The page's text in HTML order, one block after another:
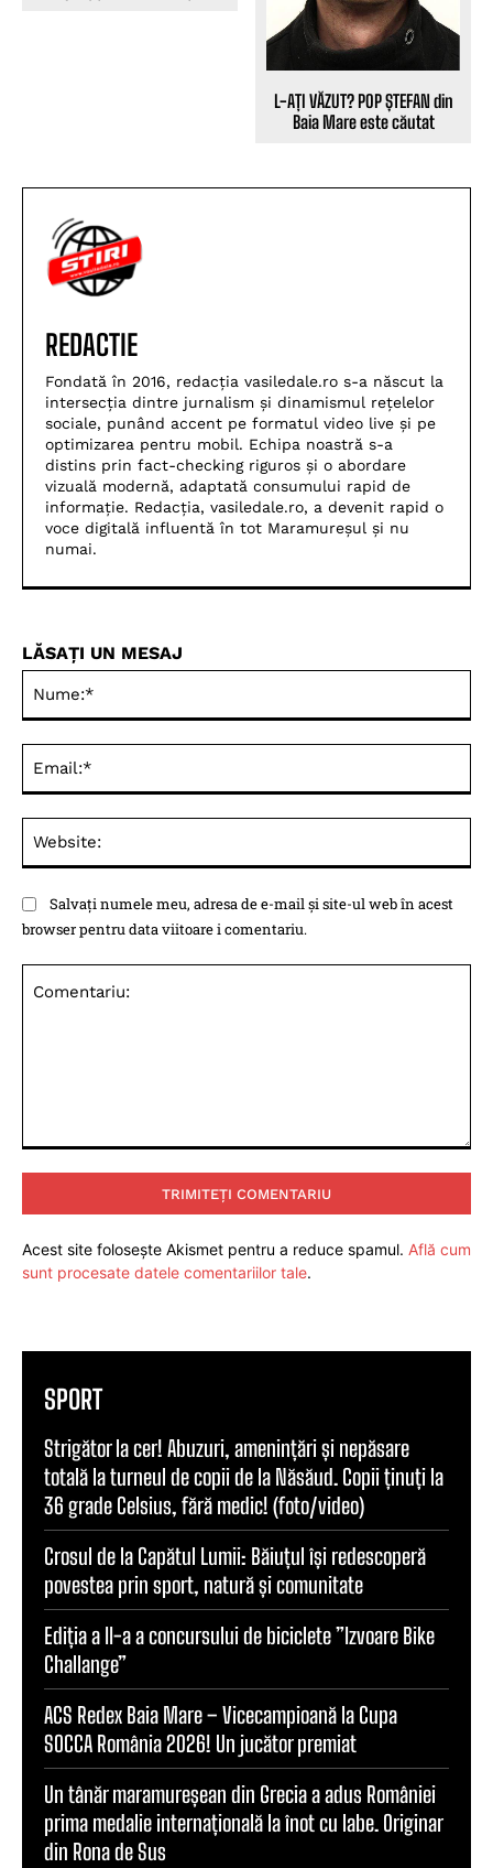
L-AȚI VĂZUT? POP ȘTEFAN din
Baia Mare este căutat
REDACTIE
Fondată în 2016, redacția vasiledale.ro s-a născut la
intersecția dintre jurnalism și dinamismul rețelelor
sociale, punând accent pe formatul video live și pe
optimizarea pentru mobil. Echipa noastră s-a
distins prin fact-checking riguros și o abordare
vizuală modernă, adaptată consumului rapid de
informație. Redacția, vasiledale.ro, a devenit rapid o
voce digitală influentă în tot Maramureșul și nu
numai.
LĂSAȚI UN MESAJ
Salvați numele meu, adresa de e-mail și site-ul web în acest
browser pentru data viitoare i comentariu.
Acest site folosește Akismet pentru a reduce spamul. Află cum
sunt procesate datele comentariilor tale.
SPORT
Strigător la cer! Abuzuri, amenințări și nepăsare
totală la turneul de copii de la Năsăud. Copii ținuți la
36 grade Celsius, fără medic! (foto/video)
Crosul de la Capătul Lumii: Băiuțul își redescoperă
povestea prin sport, natură și comunitate
Ediția a II-a a concursului de biciclete ”Izvoare Bike
Challange”
ACS Redex Baia Mare – Vicecampioană la Cupa
SOCCA România 2026! Un jucător premiat
Un tânăr maramureșean din Grecia a adus României
prima medalie internațională la înot cu labe. Originar
din Rona de Sus